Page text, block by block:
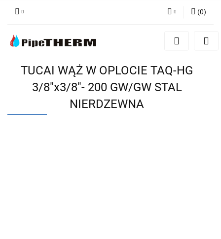
Zaloguj się
Dodaj zgłoszenie
(0)
TUCAI WĄŻ W OPLOCIE TAQ-HG
3/8"x3/8"- 200 GW/GW STAL
NIERDZEWNA